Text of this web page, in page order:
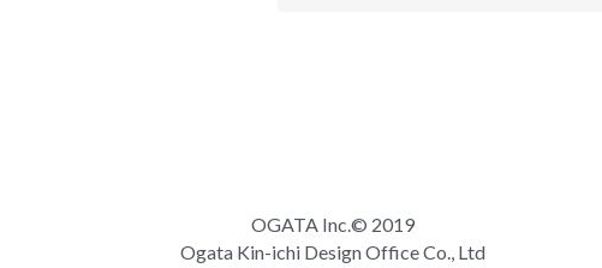
OGATA Inc.© 2019
Ogata Kin-ichi Design Office Co., Ltd